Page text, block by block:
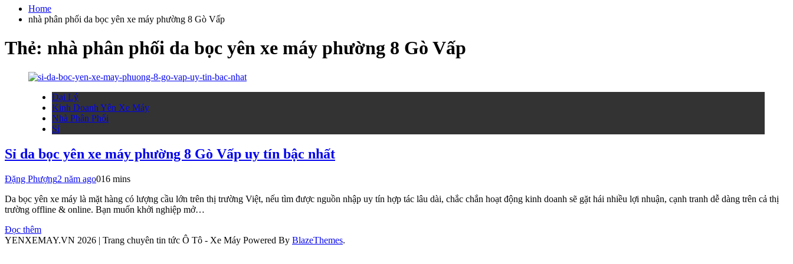
cho:
Home
nhà phân phối da bọc yên xe máy phường 8 Gò Vấp
Thẻ: nhà phân phối da bọc yên xe máy phường 8 Gò Vấp
Đại Lý
Kinh Doanh Yên Xe Máy
Nhà Phân Phối
Sỉ
Sỉ da bọc yên xe máy phường 8 Gò Vấp uy tín bậc nhất
Đặng Phượng2 năm ago016 mins
Da bọc yên xe máy là mặt hàng có lượng cầu lớn trên thị trường Việt, nếu tìm được nguồn nhập uy tín hợp tác lâu dài, chắc chắn hoạt động kinh doanh sẽ gặt hái nhiều lợi nhuận, cạnh tranh dễ dàng trên cả thị
trường offline & online. Bạn muốn khởi nghiệp mở…
Đọc thêm
YENXEMAY.VN 2026 | Trang chuyên tin tức Ô Tô - Xe Máy Powered By BlazeThemes.